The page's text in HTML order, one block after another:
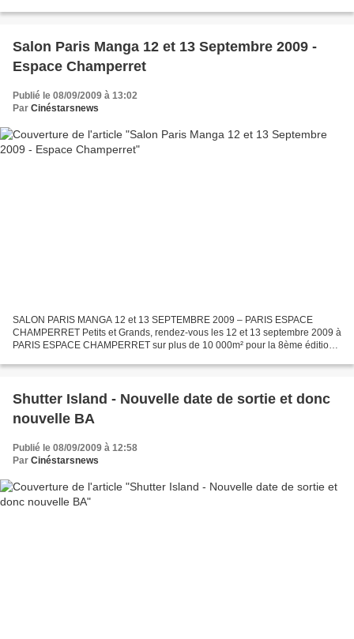
Salon Paris Manga 12 et 13 Septembre 2009 -
Espace Champerret
Publié le 08/09/2009 à 13:02
Par Cinéstarsnews
SALON PARIS MANGA 12 et 13 SEPTEMBRE 2009 – PARIS ESPACE
CHAMPERRET Petits et Grands, rendez-vous les 12 et 13 septembre 2009 à
PARIS ESPACE CHAMPERRET sur plus de 10 000m² pour la 8ème édition
Shutter Island - Nouvelle date de sortie et donc
nouvelle BA
Publié le 08/09/2009 à 12:58
Par Cinéstarsnews